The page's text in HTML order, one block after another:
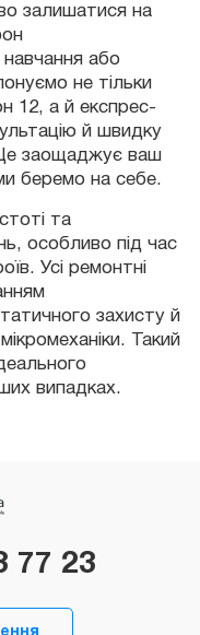
залишатися на
або
не тільки
12, а й експрес-
й швидку
Це заощаджує ваш
беремо на себе.
та
особливо під час
Усі ремонтні
захисту й
Такий
випадках.
77 23